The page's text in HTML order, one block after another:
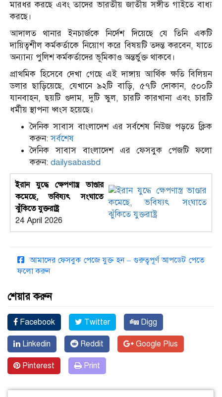
মারধর করছে এবং তাদের ভারতীয় জাতীয় সঙ্গীত গাইতে বাধ্য
করছে।
আদালত থানার ইনচার্জকে নির্দেশ দিয়েছে যে তিনি একটি
দায়িত্বশীল কর্মকর্তাকে নিয়োগ করে বিষয়টি তদন্ত করবেন, যাতে
অন্যান্য পুলিশ কর্মকর্তাদের ভূমিকাও অন্তর্ভুক্ত থাকবে।
প্রাথমিক হিসেবে দেখা গেছে এই দাঙ্গায় আর্থিক ক্ষতি বিলিয়ন
ডলার ছাড়িয়েছে, যেখানে ৯২টি বাড়ি, ৫৭টি দোকান, ৫০০টি
যানবাহন, ছয়টি গুদাম, দুটি স্কুল, চারটি কারখানা এবং চারটি
ধর্মীয় স্থাপনা ধ্বংস হয়েছে।
দৈনিক সাবাস বাংলাদেশ এর সর্বশেষ নিউজ পড়তে ক্লিক
করুন:সর্বশেষ
দৈনিক সাবাস বাংলাদেশ এর ফেসবুক পেজটি ফলো
করুন: dailysabasbd
ইরান যুদ্ধে ক্ষেপণাস্ত্র ভাণ্ডার
কমেছে, ভবিষ্যৎ সংঘাতে
ঝুঁকিতে যুক্তরাষ্ট্র
24 April 2026
আমাদের ফেসবুক পেজে যুক্ত হন – গুরুত্বপূর্ণ আপডেট পেতে
ফলো করুন
শেয়ার করুন
Facebook Twitter Digg
Linkedin Reddit Google Plus
Pinterest Print